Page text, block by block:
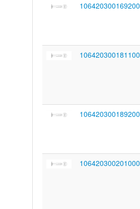
106420300169200
106420300181100
106420300189200
106420300201000